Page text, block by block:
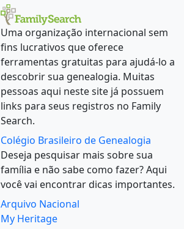
Uma organização internacional sem
fins lucrativos que oferece
ferramentas gratuitas para ajudá-lo a
descobrir sua genealogia. Muitas
pessoas aqui neste site já possuem
links para seus registros no Family
Search.
Colégio Brasileiro de Genealogia
Deseja pesquisar mais sobre sua
família e não sabe como fazer? Aqui
você vai encontrar dicas importantes.
Arquivo Nacional
My Heritage